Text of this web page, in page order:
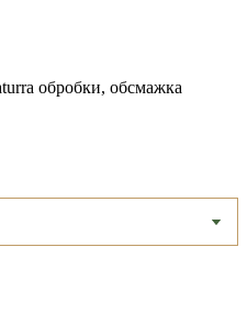
обробки, обсмажка